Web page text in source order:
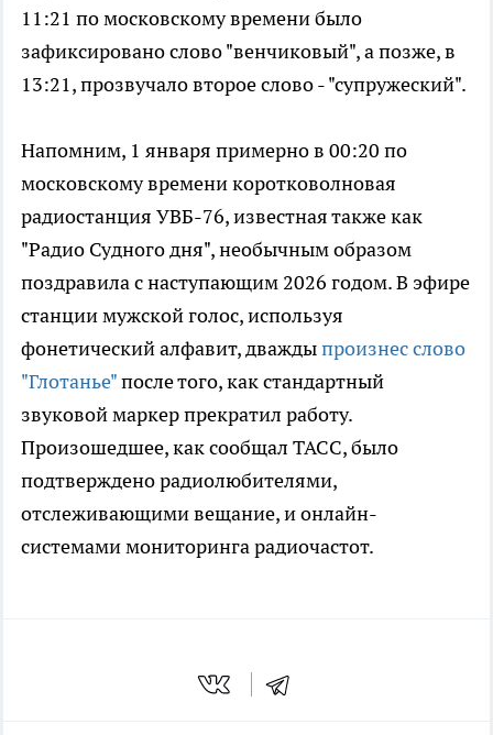
11:21 по московскому времени было
зафиксировано слово "венчиковый", а позже, в
13:21, прозвучало второе слово - "супружеский".
Напомним, 1 января примерно в 00:20 по
московскому времени коротковолновая
радиостанция УВБ-76, известная также как
"Радио Судного дня", необычным образом
поздравила с наступающим 2026 годом. В эфире
станции мужской голос, используя
фонетический алфавит, дваждыпроизнес слово
"Глотанье"после того, как стандартный
звуковой маркер прекратил работу.
Произошедшее, как сообщал ТАСС, было
подтверждено радиолюбителями,
отслеживающими вещание, и онлайн-
системами мониторинга радиочастот.